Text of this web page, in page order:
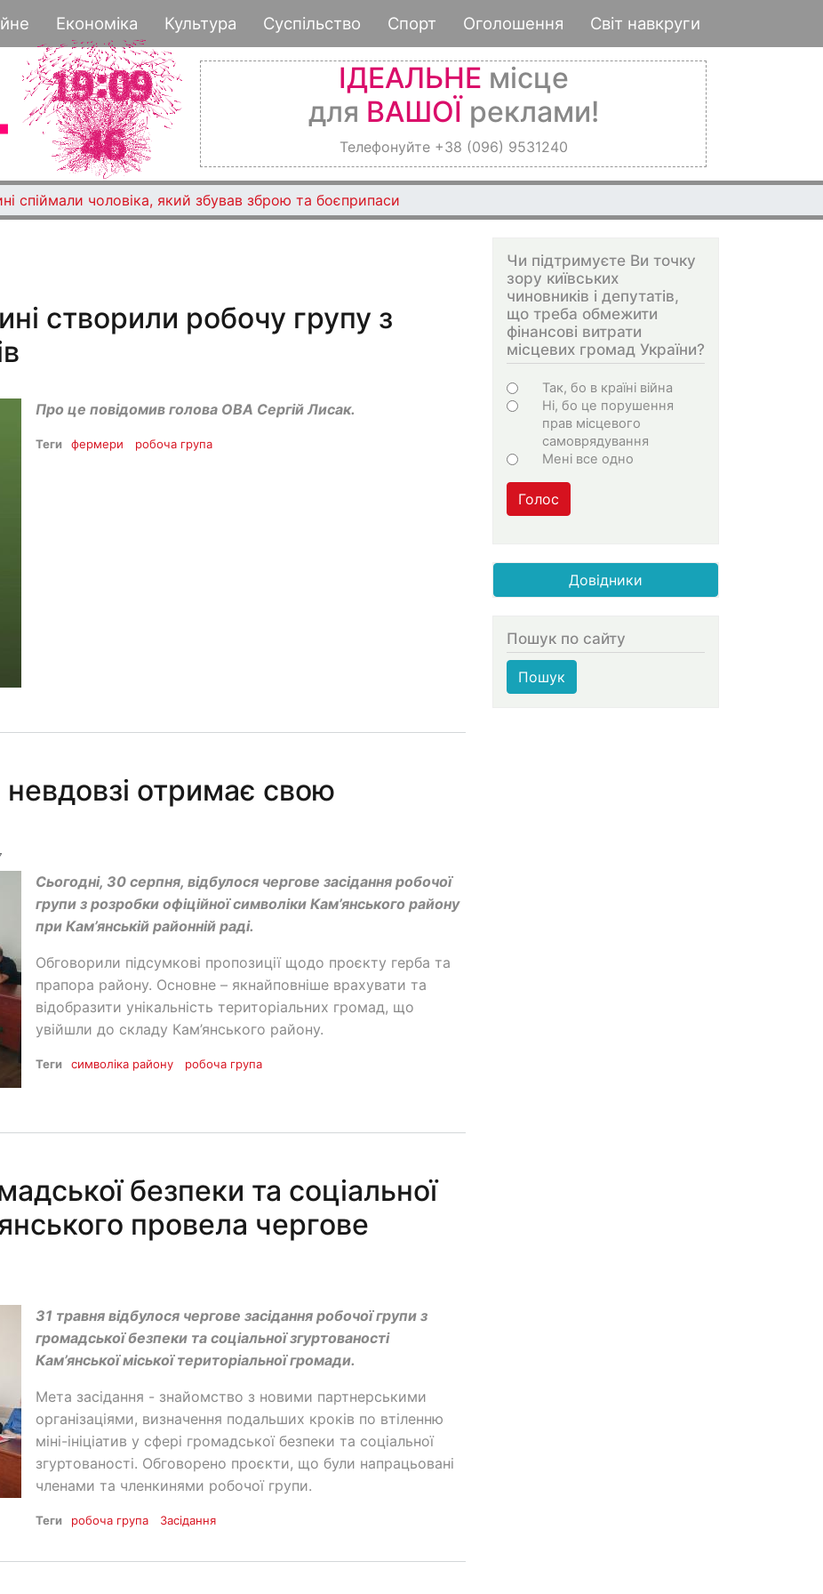
до
основного
Економіка Культура Суспільство Спорт Оголошення Світ навкруги
ІДЕАЛЬНЕ місце
для ВАШОЇ реклами!
Телефонуйте +38 (096) 9531240
спіймали чоловіка, який збував зброю та боєприпаси
створили робочу групу з
Про це повідомив голова ОВА Сергій Лисак.
Теги фермери робоча група
отримає свою
Сьогодні, 30 серпня, відбулося чергове засідання робочої
групи з розробки офіційної символіки Кам’янського району
при Кам’янській районній раді.
Обговорили підсумкові пропозиції щодо проєкту герба та
прапора району. Основне – якнайповніше врахувати та
відобразити унікальність територіальних громад, що
увійшли до складу Кам’янського району.
Теги символіка району робоча група
безпеки та соціальної
провела чергове
31 травня відбулося чергове засідання робочої групи з
громадської безпеки та соціальної згуртованості
Кам’янської міської територіальної громади.
Мета засідання - знайомство з новими партнерськими
організаціями, визначення подальших кроків по втіленню
міні-ініціатив у сфері громадської безпеки та соціальної
згуртованості. Обговорено проєкти, що були напрацьовані
членами та членкинями робочої групи.
Теги робоча група Засідання
Чи підтримуєте Ви точку
зору київських
чиновників і депутатів,
що треба обмежити
фінансові витрати
місцевих громад України?
Варіанти
Так, бо в країні війна
Ні, бо це порушення
прав місцевого
самоврядування
Мені все одно
Голос
Довідники
Пошук по сайту
Пошук